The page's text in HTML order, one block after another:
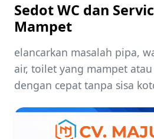
Sedot WC dan
Mampet
elancarkan masalah pipa,
air, toilet yang mampet
dengan cepat tanpa sisa